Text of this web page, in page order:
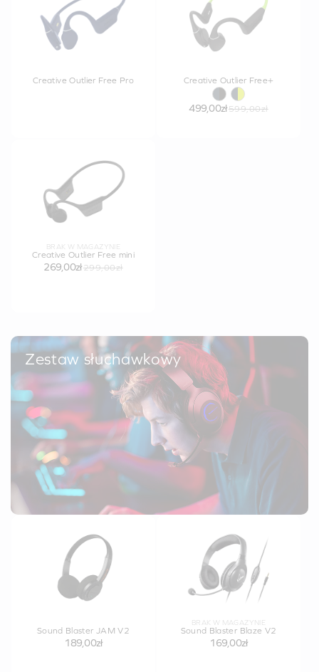
Creative Outlier Free Pro Creative Outlier Free+
499,00zł599,00zł
BRAK W MAGAZYNIE
Creative Outlier Free mini
269,00zł299,00zł
Zestaw słuchawkowy
Sound Blaster JAM V2
189,00zł
BRAK W MAGAZYNIE
Sound Blaster Blaze V2
169,00zł